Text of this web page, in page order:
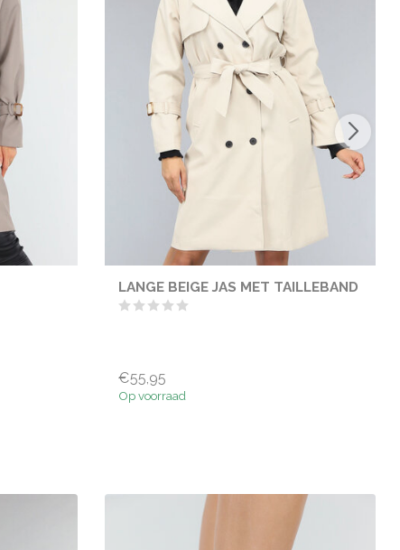
LANGE BEIGE JAS MET TAILLEBAND
€55,95
Op voorraad